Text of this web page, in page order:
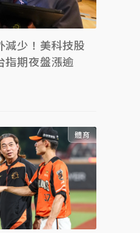
減少！美科技股
期夜盤漲逾
體育